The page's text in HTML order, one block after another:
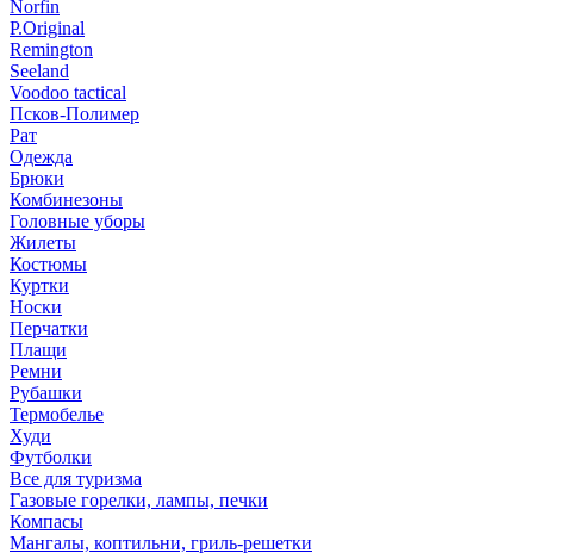
Norfin
P.Original
Remington
Seeland
Voodoo tactical
Псков-Полимер
Рат
Одежда
Брюки
Комбинезоны
Головные уборы
Жилеты
Костюмы
Куртки
Носки
Перчатки
Плащи
Ремни
Рубашки
Термобелье
Худи
Футболки
Все для туризма
Газовые горелки, лампы, печки
Компасы
Мангалы, коптильни, гриль-решетки